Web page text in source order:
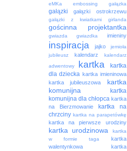
eMKa embossing gałązka
gałązki gałązki ostrokrzewu
gałązki z kwiatkami girlanda
gościnna projektantka
gwiazda gwiazdka imieniny
inspiracja jajko
jemioła
jubileusz
kalendarz
kalendarz
adwentowy
kartka
kartka
dla dziecka kartka imieninowa
kartka jubileuszowa
kartka
komunijna
kartka
komunijna dla chłopca kartka
na Bierzmowanie
kartka na
chrzciny kartka na parapetówkę
kartka na pierwsze urodziny
kartka urodzinowa
kartka
w formie taga
kartka
walentynkowa
kartka